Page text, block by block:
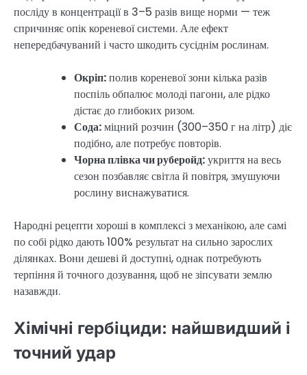
посліду в концентрації в 3–5 разів вище норми — теж
спричиняє опік кореневої системи. Але ефект
непередбачуваний і часто шкодить сусіднім рослинам.
Окріп:полив кореневої зони кілька разів
поспіль обпалює молоді пагони, але рідко
дістає до глибоких ризом.
Сода:міцний розчин (300–350 г на літр) діє
подібно, але потребує повторів.
Чорна плівка чи руберойд:укриття на весь
сезон позбавляє світла й повітря, змушуючи
рослину виснажуватися.
Народні рецепти хороші в комплексі з механікою, але самі
по собі рідко дають 100% результат на сильно зарослих
ділянках. Вони дешеві й доступні, однак потребують
терпіння й точного дозування, щоб не зіпсувати землю
назавжди.
Хімічні гербіциди: найшвидший і
точний удар